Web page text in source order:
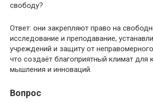
свободу?
Ответ: они закрепляют право на
исследование и преподавание,
учреждений и защиту от
что создаёт благоприятный климат для
мышления и инноваций.
Вопрос